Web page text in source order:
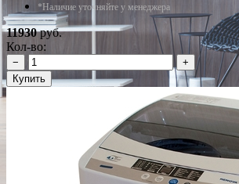
*Наличие уточняйте у менеджера
11930руб.
Кол-во:
−
+
Купить